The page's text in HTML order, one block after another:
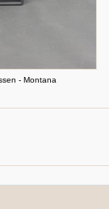
- Montana